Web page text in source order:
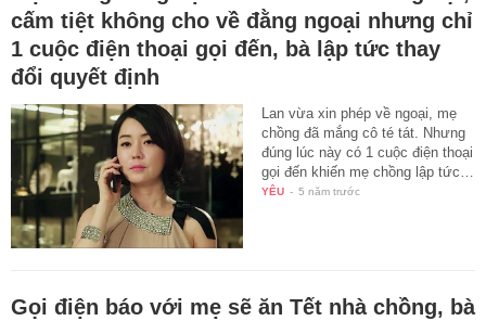
cấm tiệt không cho về đằng ngoại nhưng chỉ
1 cuộc điện thoại gọi đến, bà lập tức thay
đổi quyết định
Lan vừa xin phép về ngoại, mẹ
chồng đã mắng cô té tát. Nhưng
đúng lúc này có 1 cuộc điện thoại
gọi đến khiến mẹ chồng lập tức…
YÊU - 5 năm trước
Gọi điện báo với mẹ sẽ ăn Tết nhà chồng, bà